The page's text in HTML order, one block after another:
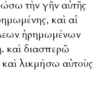
τὴν γῆν αὐτῆς
καὶ αἱ
ἠρημωμένων
καὶ διασπερῶ
καὶ λικμήσω αὐτοὺς